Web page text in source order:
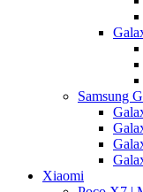
Samsung
Xiaomi